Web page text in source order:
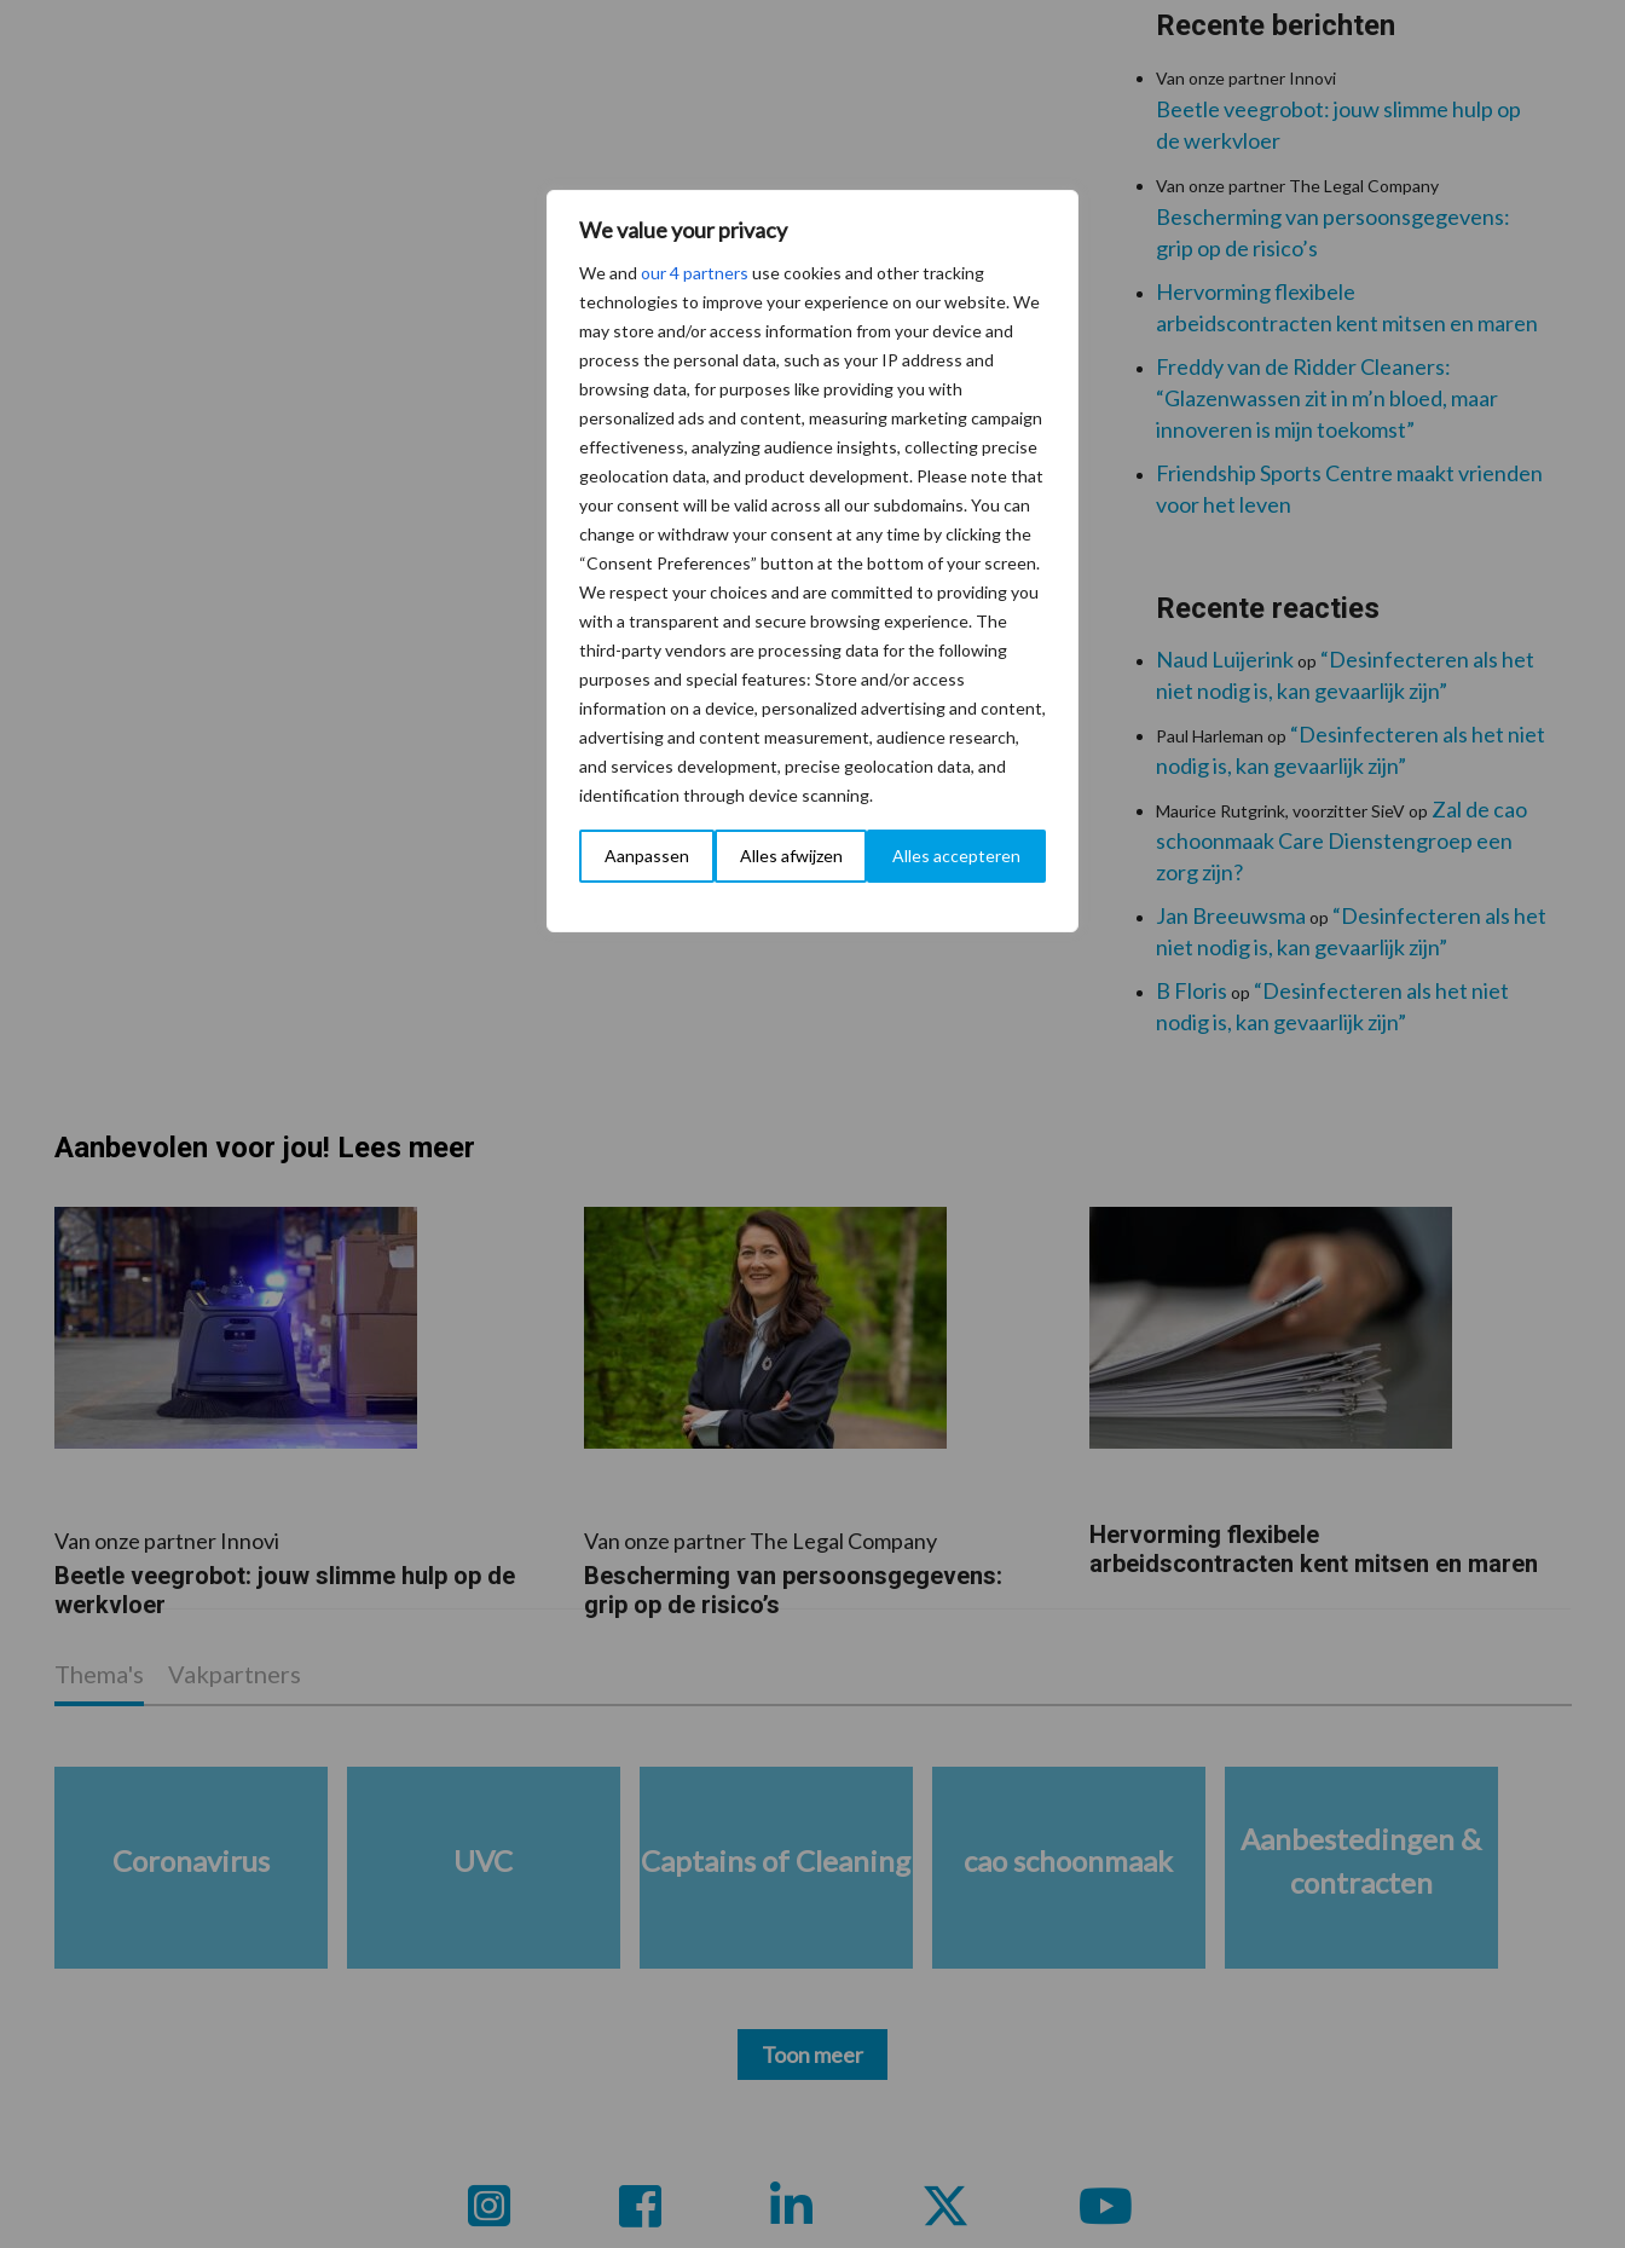
We value your privacy
We and our 4 partners use cookies and other tracking
technologies to improve your experience on our website. We
may store and/or access information from your device and
process the personal data, such as your IP address and
browsing data, for purposes like providing you with
personalized ads and content, measuring marketing campaign
effectiveness, analyzing audience insights, collecting precise
geolocation data, and product development. Please note that
your consent will be valid across all our subdomains. You can
change or withdraw your consent at any time by clicking the
“Consent Preferences” button at the bottom of your screen.
We respect your choices and are committed to providing you
with a transparent and secure browsing experience. The
third-party vendors are processing data for the following
purposes and special features: Store and/or access
information on a device, personalized advertising and content,
advertising and content measurement, audience research,
and services development, precise geolocation data, and
identification through device scanning.
Aanpassen Alles afwijzen Alles accepteren
Recente berichten
Van onze partner Innovi
Beetle veegrobot: jouw slimme hulp op
de werkvloer
Van onze partner The Legal Company
Bescherming van persoonsgegevens:
grip op de risico’s
Hervorming flexibele
arbeidscontracten kent mitsen en maren
Freddy van de Ridder Cleaners:
“Glazenwassen zit in m’n bloed, maar
innoveren is mijn toekomst”
Friendship Sports Centre maakt vrienden
voor het leven
Recente reacties
Naud Luijerinkop “Desinfecteren als het
niet nodig is, kan gevaarlijk zijn”
Paul Harleman op “Desinfecteren als het niet
nodig is, kan gevaarlijk zijn”
Maurice Rutgrink, voorzitter SieVop Zal de cao
schoonmaak Care Dienstengroep een
zorg zijn?
Jan Breeuwsma op “Desinfecteren als het
niet nodig is, kan gevaarlijk zijn”
B Floris op “Desinfecteren als het niet
nodig is, kan gevaarlijk zijn”
Aanbevolen voor jou! Lees meer
Van onze partner Innovi
Beetle veegrobot: jouw slimme hulp op de
werkvloer
Van onze partner The Legal Company
Bescherming van persoonsgegevens:
grip op de risico’s
Hervorming flexibele
arbeidscontracten kent mitsen en maren
Thema's Vakpartners
Coronavirus UVC Captains of Cleaning cao schoonmaak
Aanbestedingen &
contracten
Toon meer